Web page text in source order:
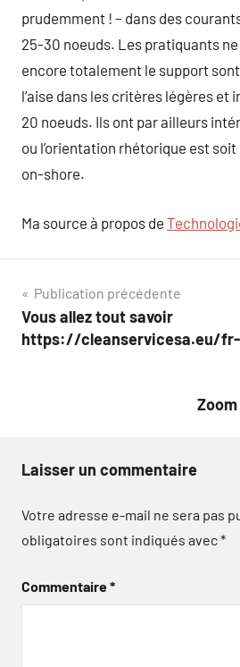
prudemment ! – dans des
25-30 noeuds. Les pratiquants
encore totalement le support
l’aise dans les critères légères et
20 noeuds. Ils ont par ailleurs
ou l’orientation rhétorique est
on-shore.
Ma source à propos de
Navigation
de
Publication précédente
Vous allez tout savoir
https://cleanservicesa.eu/
Laisser un commentaire
Votre adresse e-mail ne sera pas
obligatoires sont indiqués avec*
Commentaire*